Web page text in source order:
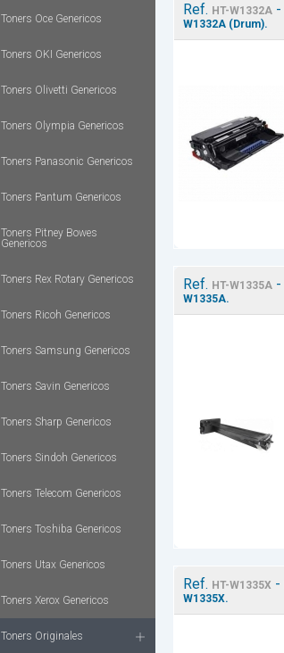
Toners Oce Genericos
Toners OKI Genericos
Toners Olivetti Genericos
Toners Olympia Genericos
Toners Panasonic Genericos
Toners Pantum Genericos
Toners Pitney Bowes
Genericos
Toners Rex Rotary Genericos
Toners Ricoh Genericos
Toners Samsung Genericos
Toners Savin Genericos
Toners Sharp Genericos
Toners Sindoh Genericos
Toners Telecom Genericos
Toners Toshiba Genericos
Toners Utax Genericos
Toners Xerox Genericos
Toners Originales
Ref. HT-W1332A -
W1332A (Drum).
Ref. HT-W1335A -
W1335A.
Ref. HT-W1335X -
W1335X.